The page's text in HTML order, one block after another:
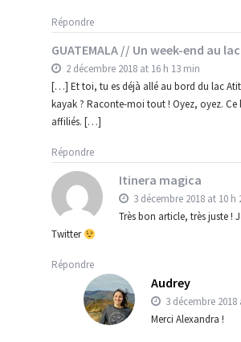
Répondre
GUATEMALA // Un week-end au
2 décembre 2018 at 16 h 13 min
[…] Et toi, tu es déjà allé au bord du lac
kayak ? Raconte-moi tout ! Oyez, oyez.
affiliés. […]
Répondre
Itinera magica
3 décembre 2018 at 10 h
Très bon article, très juste !
Twitter
Répondre
Audrey
3 décembre
Merci Alexandra !